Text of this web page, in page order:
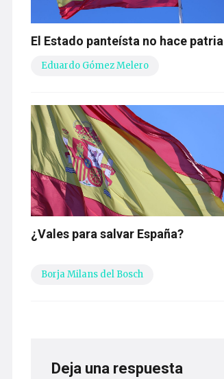
El Estado panteísta no hace patria
Eduardo Gómez Melero
¿Vales para salvar España?
Borja Milans del Bosch
Deja una respuesta